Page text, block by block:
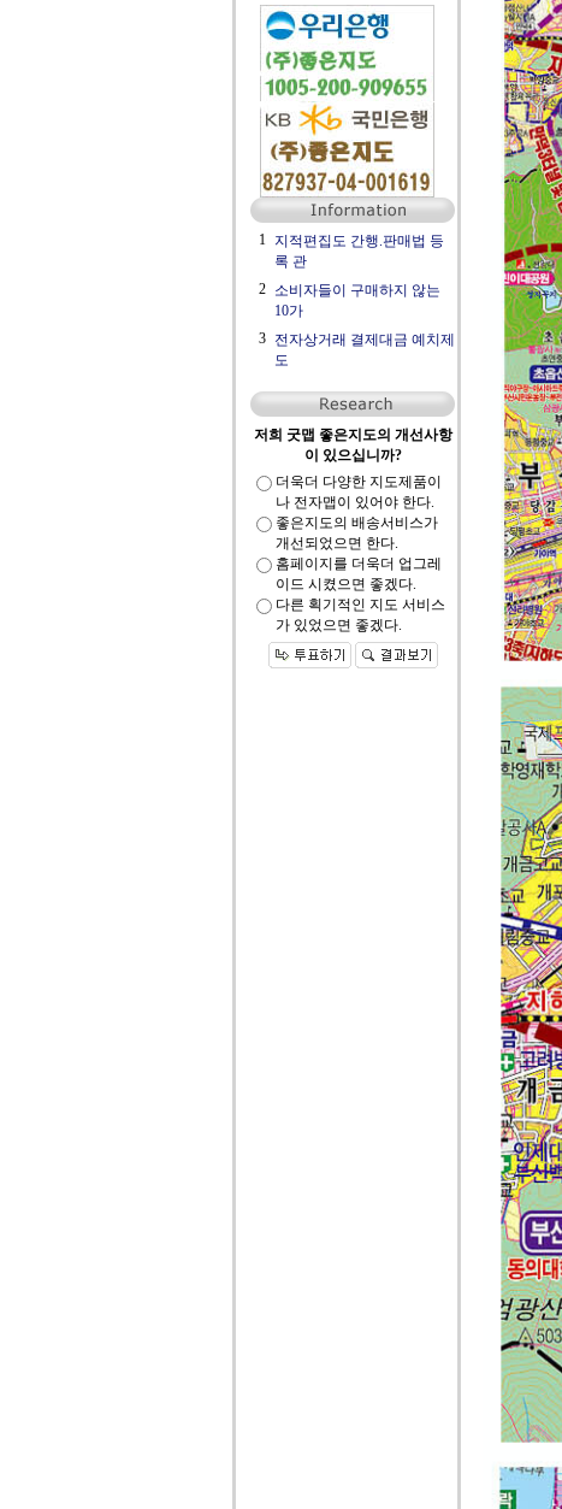
1 지적편집도 간행.판매법 등
록 관
2 소비자들이 구매하지 않는
10가
3 전자상거래 결제대금 예치제
도
저희 굿맵 좋은지도의 개선사항
이 있으십니까?
더욱더 다양한 지도제품이
나 전자맵이 있어야 한다.
좋은지도의 배송서비스가
개선되었으면 한다.
홈페이지를 더욱더 업그레
이드 시켰으면 좋겠다.
다른 획기적인 지도 서비스
가 있었으면 좋겠다.